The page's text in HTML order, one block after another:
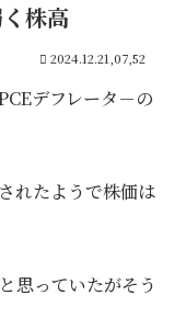
株高
2024.12.21,07,52
デフレータ－の
れたようで株価は
思っていたがそう